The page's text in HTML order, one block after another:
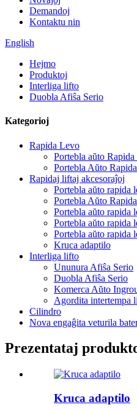
Demandoj
Kontaktu nin
English
Hejmo
Produktoj
Interliga lifto
Duobla Afiŝa Serio
Kategorioj
Rapida Levo
Portebla aŭto
Portebla Aŭto
Rapidaj liftaj akcesoraĵoj
Portebla aŭto rapida
Portebla Aŭto
Portebla aŭto
Portebla aŭto rapida
Portebla aŭto rapida
Kruca adaptilo
Interliga lifto
Ununura Afiŝa Serio
Duobla Afiŝa Serio
Komerca Aŭto
Agordita intertempa
Cilindro
Nova engaĝita veturila
Prezentataj
Kruca adaptilo